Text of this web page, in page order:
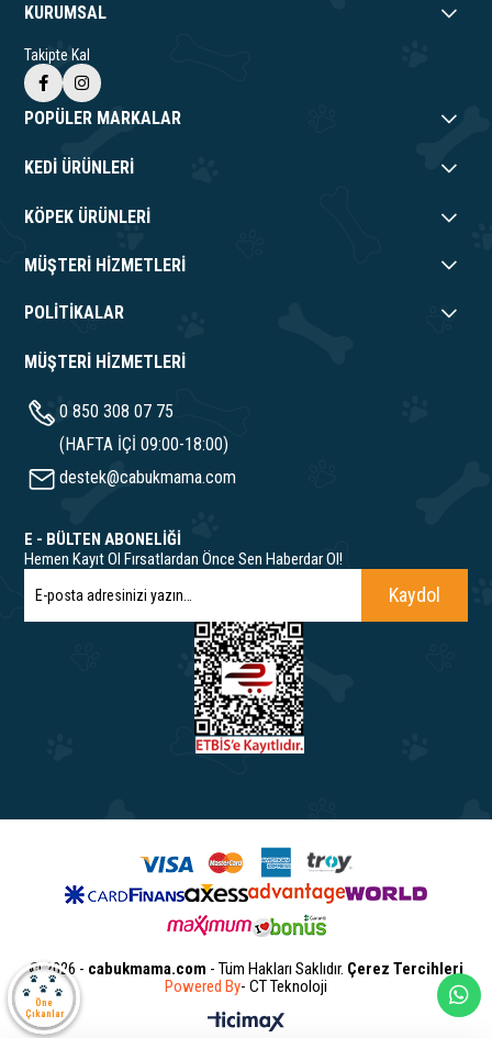
KURUMSAL
Takipte Kal
POPÜLER MARKALAR
KEDİ ÜRÜNLERİ
KÖPEK ÜRÜNLERİ
MÜŞTERİ HİZMETLERİ
POLİTİKALAR
MÜŞTERİ HİZMETLERİ
0 850 308 07 75
(HAFTA İÇİ 09:00-18:00)
destek@cabukmama.com
E - BÜLTEN ABONELİĞİ
Hemen Kayıt Ol Fırsatlardan Önce Sen Haberdar Ol!
Kaydol
© 2026 - cabukmama.com - Tüm Hakları Saklıdır. Çerez Tercihleri
Powered By- CT Teknoloji
Öne
Çıkanlar